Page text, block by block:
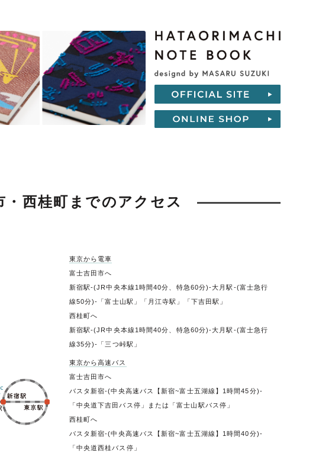
・西桂町までのアクセス
東京から電車
富士吉田市へ
新宿駅-(JR中央本線1時間40分、特急60分)-大月駅-(富士急行
線50分)-「富士山駅」「月江寺駅」「下吉田駅」
西桂町へ
新宿駅-(JR中央本線1時間40分、特急60分)-大月駅-(富士急行
線35分)-「三つ峠駅」
東京から高速バス
富士吉田市へ
バスタ新宿-(中央高速バス【新宿~富士五湖線】1時間45分)-
「中央道下吉田バス停」または「富士山駅バス停」
西桂町へ
バスタ新宿-(中央高速バス【新宿~富士五湖線】1時間40分)-
「中央道西桂バス停」